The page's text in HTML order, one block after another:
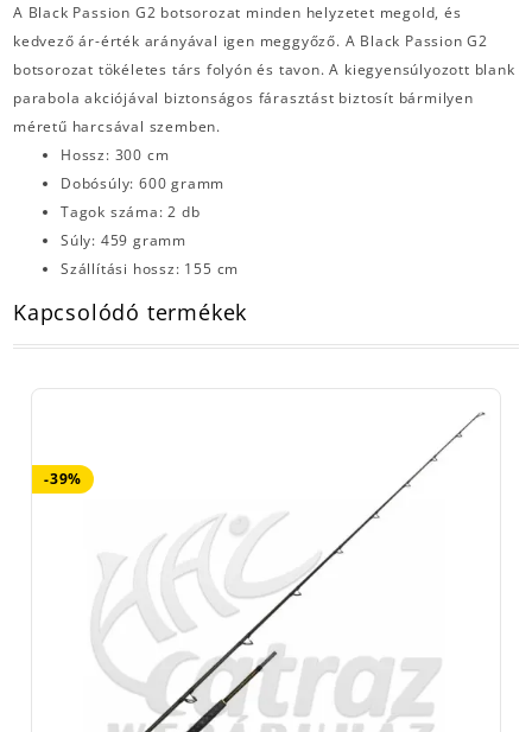
A Black Passion G2 botsorozat minden helyzetet megold, és
kedvező ár-érték arányával igen meggyőző. A Black Passion G2
botsorozat tökéletes társ folyón és tavon. A kiegyensúlyozott blank
parabola akciójával biztonságos fárasztást biztosít bármilyen
méretű harcsával szemben.
Hossz: 300 cm
Dobósúly: 600 gramm
Tagok száma: 2 db
Súly: 459 gramm
Szállítási hossz: 155 cm
Kapcsolódó termékek
-39%